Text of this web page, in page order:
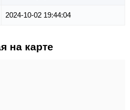
2024-10-02 19:44:04
на карте